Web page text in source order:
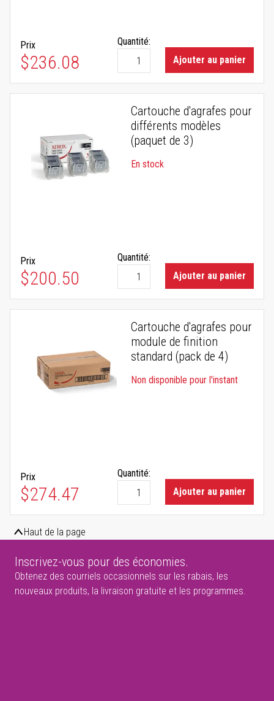
Prix
$236.08
Quantité:
Ajouter au panier
Cartouche d'agrafes pour
différents modèles
(paquet de 3)
En stock
Prix
$200.50
Quantité:
Ajouter au panier
Cartouche d'agrafes pour
module de finition
standard (pack de 4)
Non disponible pour l'instant
Prix
$274.47
Quantité:
Ajouter au panier
Haut de la page
Inscrivez-vous pour des économies.
Obtenez des courriels occasionnels sur les rabais, les
nouveaux produits, la livraison gratuite et les programmes.